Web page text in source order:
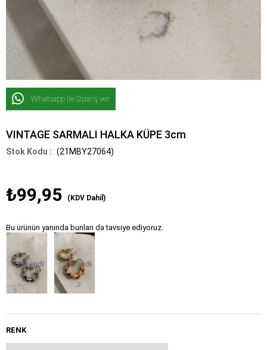
Whatsapp İle Sipariş ver
VINTAGE SARMALI HALKA KÜPE 3cm
(21MBY27064)
₺99,95 (KDV Dahil)
Bu ürünün yanında bunları da tavsiye ediyoruz.
Tükendi Tükendi
RENK